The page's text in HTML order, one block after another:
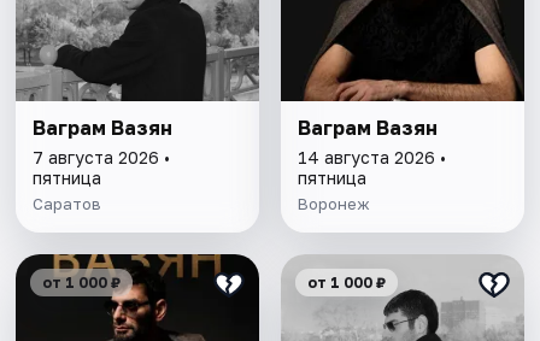
Ваграм Вазян
7 августа 2026 •
пятница
Саратов
Ваграм Вазян
14 августа 2026 •
пятница
Воронеж
от 1 000 ₽ от 1 000 ₽